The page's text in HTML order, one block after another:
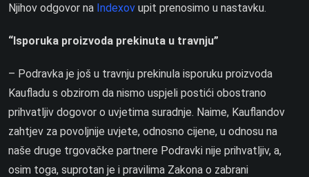
Njihov odgovor na Indexov upit prenosimo u nastavku.
“Isporuka proizvoda prekinuta u travnju”
– Podravka je još u travnju prekinula isporuku proizvoda
Kaufladu s obzirom da nismo uspjeli postići obostrano
prihvatljiv dogovor o uvjetima suradnje. Naime, Kauflandov
zahtjev za povoljnije uvjete, odnosno cijene, u odnosu na
naše druge trgovačke partnere Podravki nije prihvatljiv, a,
osim toga, suprotan je i pravilima Zakona o zabrani